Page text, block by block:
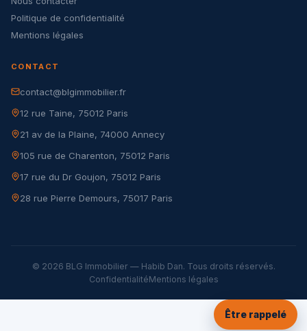
Politique de confidentialité
Mentions légales
CONTACT
contact@blgimmobilier.fr
12 rue Taine, 75012 Paris
21 av de la Plaine, 74000 Annecy
105 rue de Charenton, 75012 Paris
17 rue du Dr Goujon, 75012 Paris
28 rue Pierre Demours, 75017 Paris
© 2026 BLG Immobilier — Habib Dan. Tous droits réservés.
ConfidentialitéMentions légales
Être rappelé